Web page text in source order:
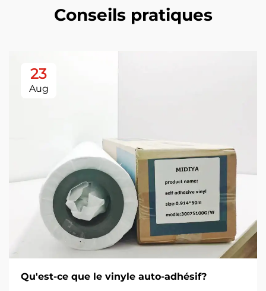
Conseils pratiques
23
Aug
Qu'est-ce que le vinyle auto-adhésif?